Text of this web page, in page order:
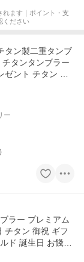
れます｜ポイント・支
ください
タン製二重タンブ
タンタンブラー
ント チタン 送
ー
ラー プレミアム
ド 誕生日 お餞別